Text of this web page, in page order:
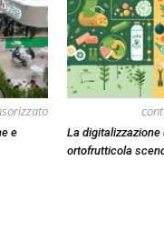
e
La digitalizzazione
ortofrutticola